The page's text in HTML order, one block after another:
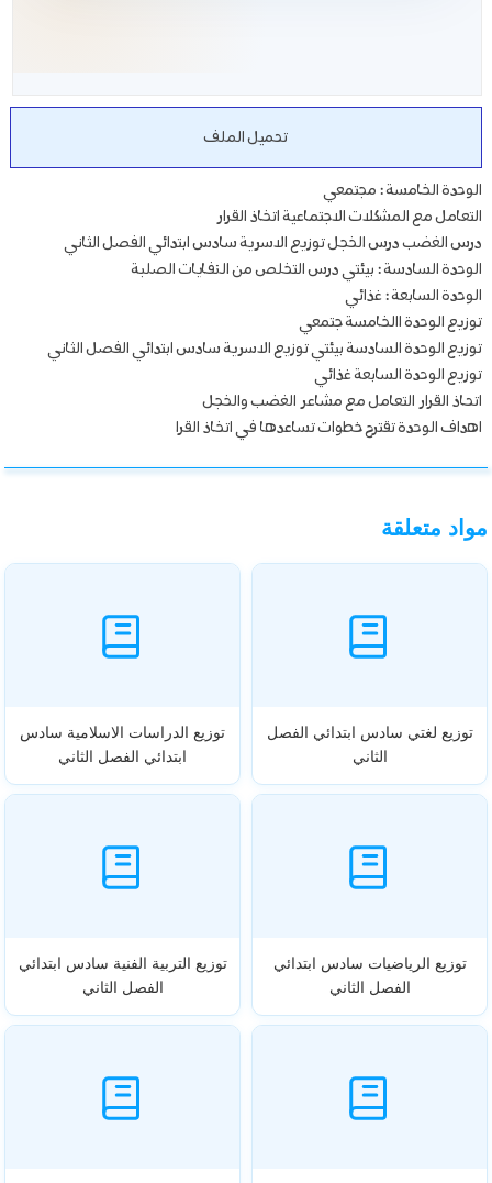
تحميل الملف
الوحدة الخامسة : مجتمعي
التعامل مع المشكلات الاجتماعية اتخاذ القرار
درس الغضب درس الخجل توزيع الاسرية سادس ابتدائي الفصل الثاني
الوحدة السادسة : بيئتي درس التخلص من النفايات الصلبة
الوحدة السابعة : غذائي
توزيع الوحدة االخامسة جتمعي
توزيع الوحدة السادسة بيئتي توزيع الاسرية سادس ابتدائي الفصل الثاني
توزيع الوحدة السابعة غذائي
اتحاذ القرار التعامل مع مشاعر الغضب والخجل
اهداف الوحدة تقترح خطوات تساعدها في اتخاذ القرا
مواد متعلقة
توزيع لغتي سادس ابتدائي الفصل
الثاني
توزيع الدراسات الاسلامية سادس
ابتدائي الفصل الثاني
توزيع الرياضيات سادس ابتدائي
الفصل الثاني
توزيع التربية الفنية سادس ابتدائي
الفصل الثاني